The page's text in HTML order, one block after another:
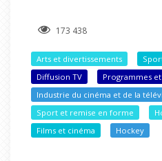
173 438
Arts et divertissements
Diffusion TV
Programmes
Industrie du cinéma et de la
Sport et remise en forme
Films et cinéma
Hockey